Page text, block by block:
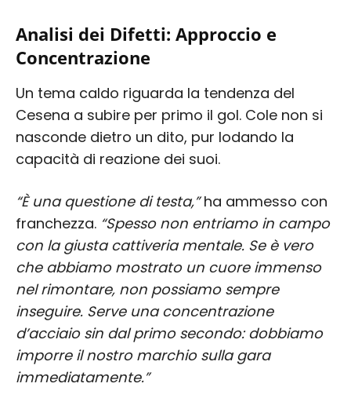
Analisi dei Difetti: Approccio e
Concentrazione
Un tema caldo riguarda la tendenza del
Cesena a subire per primo il gol. Cole non si
nasconde dietro un dito, pur lodando la
capacità di reazione dei suoi.
“È una questione di testa,”ha ammesso con
franchezza. “Spesso non entriamo in campo
con la giusta cattiveria mentale. Se è vero
che abbiamo mostrato un cuore immenso
nel rimontare, non possiamo sempre
inseguire. Serve una concentrazione
d’acciaio sin dal primo secondo: dobbiamo
imporre il nostro marchio sulla gara
immediatamente.”